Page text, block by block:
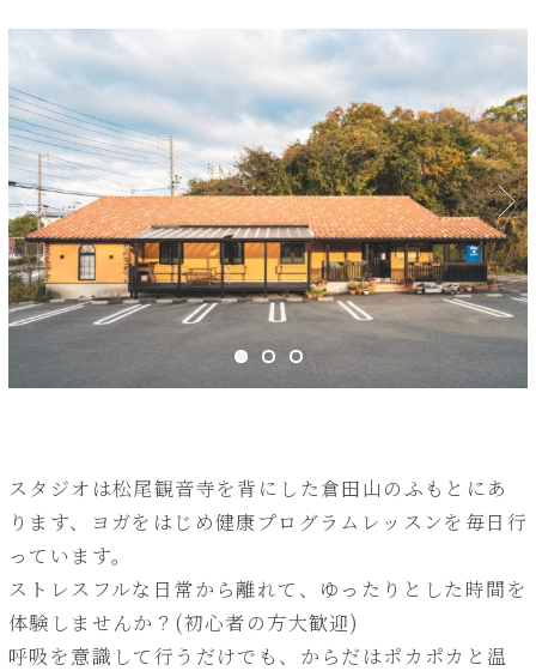
スタジオは松尾観音寺を背にした倉田山のふもとにあ
ります、ヨガをはじめ健康プログラムレッスンを毎日行
っています。
ストレスフルな日常から離れて、ゆったりとした時間を
体験しませんか？(初心者の方大歓迎)
呼吸を意識して行うだけでも、からだはポカポカと温